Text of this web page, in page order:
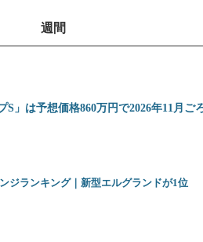
週間
」は予想価格860万円で2026年11月ご
ジランキング｜新型エルグランドが1位